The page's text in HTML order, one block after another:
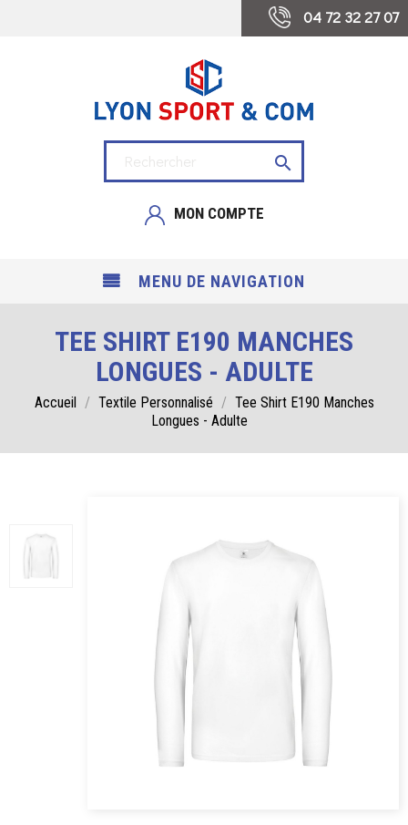
04 72 32 27 07

MON COMPTE
MENU DE NAVIGATION
TEE SHIRT E190 MANCHES
LONGUES - ADULTE
Accueil Textile Personnalisé
Tee Shirt E190 Manches
Longues - Adulte